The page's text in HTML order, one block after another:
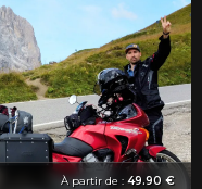
À partir de : 49.90 €